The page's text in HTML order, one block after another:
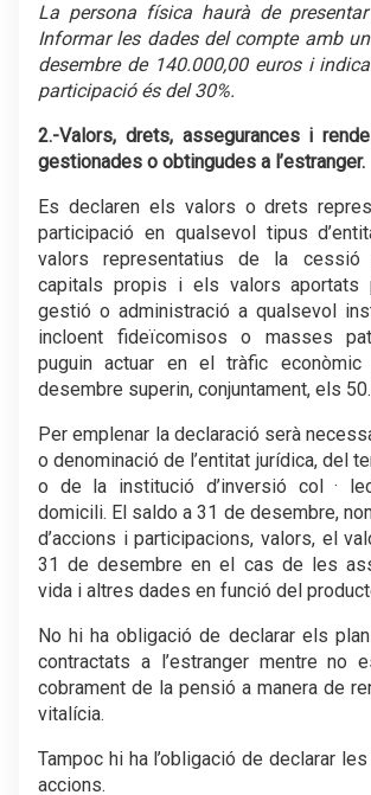
La persona física haurà de
Informar les dades del compte amb
desembre de 140.000,00 euros i
participació és del 30%.
2.-Valors, drets, assegurances i
gestionades o obtingudes a l’estranger.
Es declaren els valors o drets
participació en qualsevol tipus
valors representatius de la
capitals propis i els valors
gestió o administració a qualsevol
incloent fideïcomisos o masses
puguin actuar en el tràfic
desembre superin, conjuntament, els
Per emplenar la declaració serà
o denominació de l’entitat jurídica, del
o de la institució d’inversió col ·
domicili. El saldo a 31 de desembre,
d’accions i participacions, valors, el
31 de desembre en el cas de les
vida i altres dades en funció del
No hi ha obligació de declarar els
contractats a l’estranger mentre no
cobrament de la pensió a manera de
vitalícia.
Tampoc hi ha l’obligació de declarar
accions.